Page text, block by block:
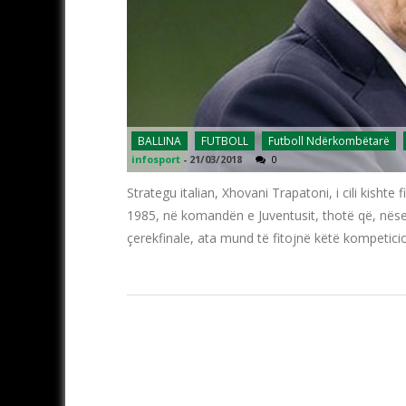
BALLINA FUTBOLL Futboll Ndërkombëtarë
infosport - 21/03/2018 0
Strategu italian, Xhovani Trapatoni, i cili kishte
1985, në komandën e Juventusit, thotë që,
çerekfinale, ata mund të fitojnë këtë